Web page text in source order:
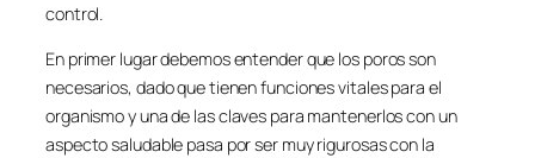
control.
En primer lugar debemos entender que los poros son
necesarios, dado que tienen funciones vitales para el
organismo y una de las claves para mantenerlos con un
aspecto saludable pasa por ser muy rigurosas con la